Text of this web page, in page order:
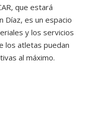
que estará
Díaz, es un espacio
y los servicios
los atletas puedan
al máximo.